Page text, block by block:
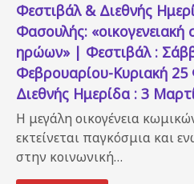
Φεστιβάλ & Διεθνής
Φασουλής: «οικογενειακή
ηρώων» | Φεστιβάλ :
Φεβρουαρίου-Κυριακή
Διεθνής Ημερίδα : 3
Η μεγάλη οικογένεια
εκτείνεται παγκόσμια και
στην κοινωνική…